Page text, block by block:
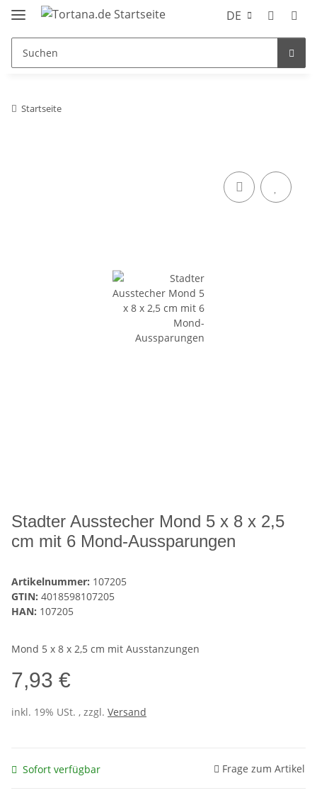
DE
Startseite
Stadter Ausstecher Mond 5 x 8 x 2,5
cm mit 6 Mond-Aussparungen
Artikelnummer: 107205
GTIN: 4018598107205
HAN: 107205
Mond 5 x 8 x 2,5 cm mit Ausstanzungen
7,93 €
inkl. 19% USt. , zzgl. Versand
Sofort verfügbar Frage zum Artikel